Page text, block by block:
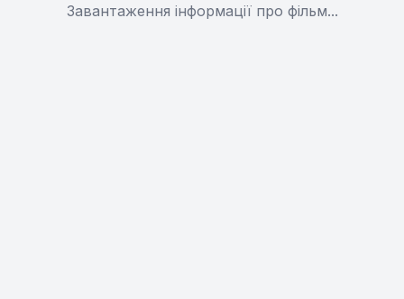
Завантаження інформації про фільм...